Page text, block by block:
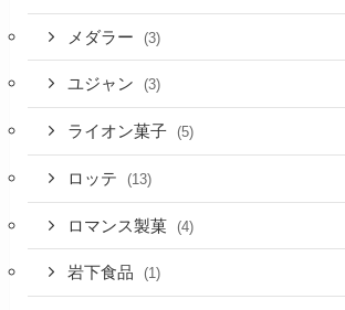
メダラー (3)
ユジャン (3)
ライオン菓子 (5)
ロッテ (13)
ロマンス製菓 (4)
岩下食品 (1)